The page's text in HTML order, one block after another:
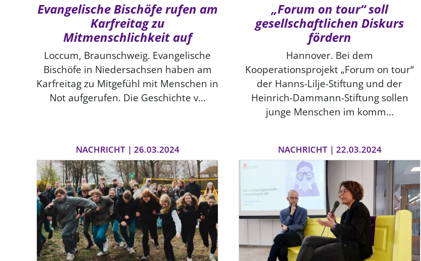
Evangelische Bischöfe rufen am
Karfreitag zu
Mitmenschlichkeit auf
Loccum, Braunschweig. Evangelische
Bischöfe in Niedersachsen haben am
Karfreitag zu Mitgefühl mit Menschen in
Not aufgerufen. Die Geschichte v...
„Forum on tour“ soll
gesellschaftlichen Diskurs
fördern
Hannover. Bei dem
Kooperationsprojekt „Forum on tour“
der Hanns-Lilje-Stiftung und der
Heinrich-Dammann-Stiftung sollen
junge Menschen im komm...
NACHRICHT | 26.03.2024 NACHRICHT | 22.03.2024